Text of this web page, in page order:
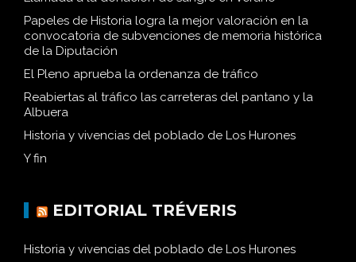
Papeles de Historia logra la mejor valoración en la
convocatoria de subvenciones de memoria histórica
de la Diputación
El Pleno aprueba la ordenanza de tráfico
Reabiertas al tráfico las carreteras del pantano y la
Albuera
Historia y vivencias del poblado de Los Hurones
Y fin
EDITORIAL TRÉVERIS
Historia y vivencias del poblado de Los Hurones